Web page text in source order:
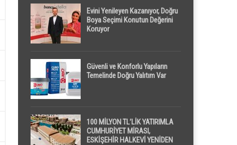
Evini Yenileyen Kazanıyor, Doğru
Boya Seçimi Konutun Değerini
Koruyor
Güvenli ve Konforlu Yapıların
Temelinde Doğru Yalıtım Var
100 MİLYON TL’LİK YATIRIMLA
CUMHURİYET MİRASI,
ESKİŞEHİR HALKEVİ YENİDEN